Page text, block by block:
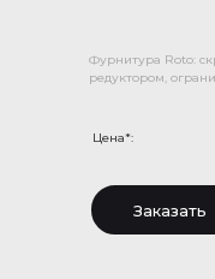
Цена*:
Фурнитура Roto:
редуктором,
Заказать